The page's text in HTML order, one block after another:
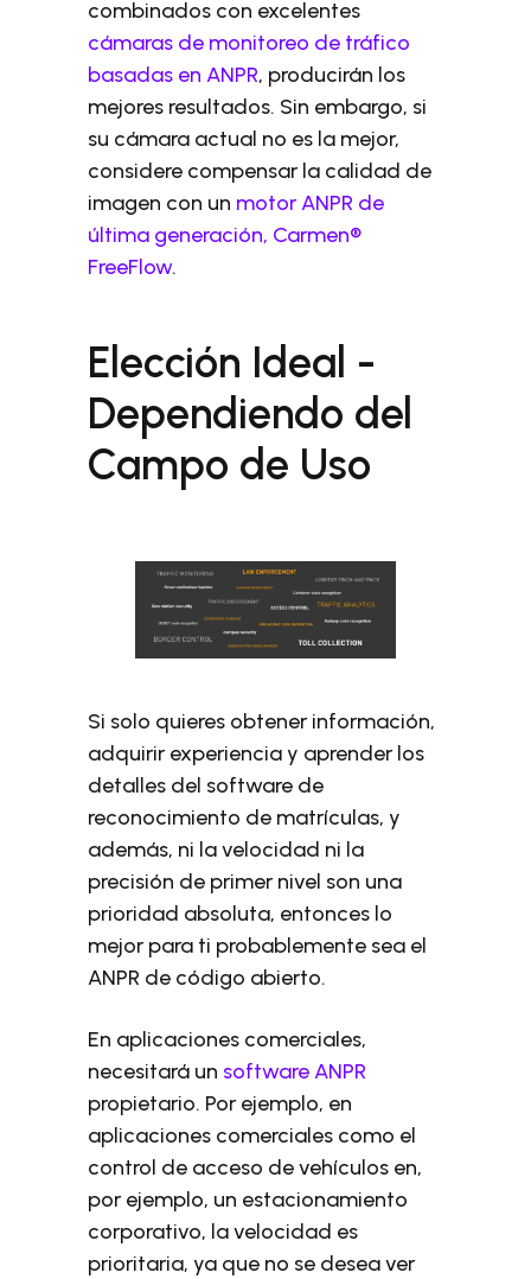
combinados con excelentes
cámaras de monitoreo de tráfico
basadas en ANPR, producirán los
mejores resultados. Sin embargo, si
su cámara actual no es la mejor,
considere compensar la calidad de
imagen con un motor ANPR de
última generación, Carmen®
FreeFlow.
Elección Ideal -
Dependiendo del
Campo de Uso
Si solo quieres obtener información,
adquirir experiencia y aprender los
detalles del software de
reconocimiento de matrículas, y
además, ni la velocidad ni la
precisión de primer nivel son una
prioridad absoluta, entonces lo
mejor para ti probablemente sea el
ANPR de código abierto.
En aplicaciones comerciales,
necesitará un software ANPR
propietario. Por ejemplo, en
aplicaciones comerciales como el
control de acceso de vehículos en,
por ejemplo, un estacionamiento
corporativo, la velocidad es
prioritaria, ya que no se desea ver